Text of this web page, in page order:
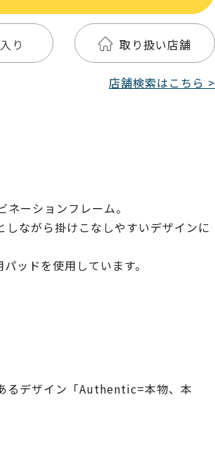
り 取り扱い店舗
店舗検索はこちら >
ーションフレーム。
ながら掛けこなしやすいデザインに
ッドを使用しています。
るデザイン「Authentic=本物、本